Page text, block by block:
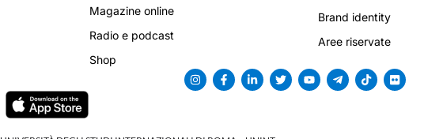
Magazine online
Radio e podcast
Shop
Brand identity
Aree riservate